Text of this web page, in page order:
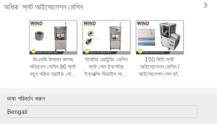
অধিকস্লট আইসোলেশন মেশিন
ডিএমডি উপাদান কাগজ
সন্নিবেশ মেশিন 96 স্লট
নতুন শক্তি ড্রাইভ মোটর
স্ট্যাটার ওয়াইন্ডিং মেশিন
স্লট সেল ইনসেটার
ইনডেক্সিং ডিভাইস সার্ভো
150 মিমি স্লট
আইসোলেশন মেশিন /
আইসোলেশন সেল ভাঁজ
ভাষা পরিবর্তন করুন
Bengali